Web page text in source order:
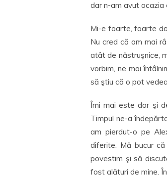
dar n-am avut ocazia
Mi-e foarte, foarte
Nu cred că am mai
atât de năstruşnice,
vorbim, ne mai
să ştiu că o pot
Îmi mai este dor şi
Timpul ne-a
am pierdut-o pe
diferite. Mă bucur
povestim şi să
fost alături de mine.